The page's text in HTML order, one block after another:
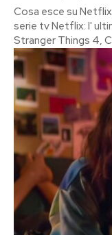
Cosa esce su
serie tv Netflix: l'
Stranger Things 4,